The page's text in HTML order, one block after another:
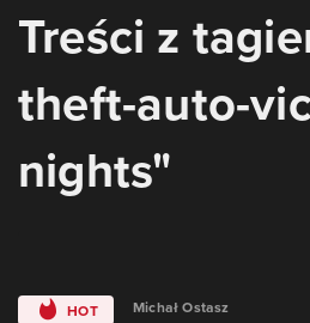
Treści z
theft-auto-
nights"
HOT Michał Ostasz